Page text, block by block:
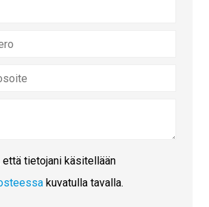
että tietojani käsitellään
kuvatulla tavalla.